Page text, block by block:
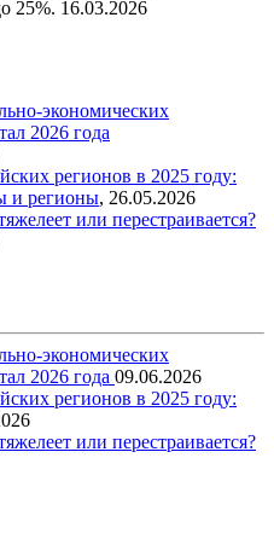
25%. 16.03.2026
экономических
2026 года
регионов в 2025 году:
и регионы, 26.05.2026
или перестраивается?
экономических
2026 года 09.06.2026
регионов в 2025 году:
или перестраивается?